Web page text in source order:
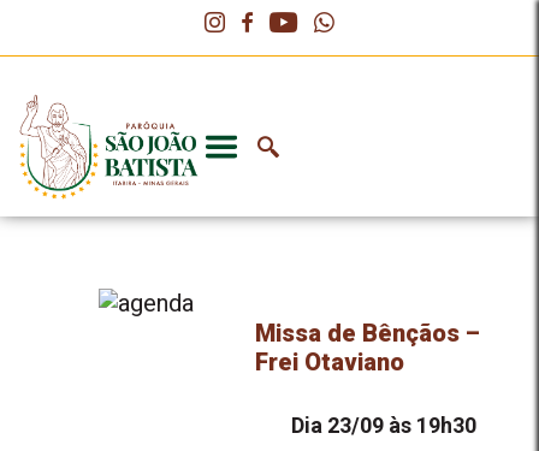
Missa de Bênçãos –
Frei Otaviano
Dia 23/09 às 19h30